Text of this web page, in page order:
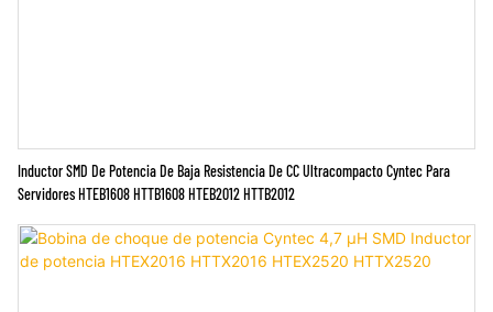
Inductor SMD De Potencia De Baja Resistencia De CC Ultracompacto Cyntec Para
Servidores HTEB1608 HTTB1608 HTEB2012 HTTB2012